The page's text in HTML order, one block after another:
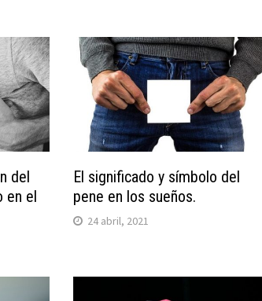
del
en el
El significado y símbolo del
pene en los sueños.
24 abril, 2021